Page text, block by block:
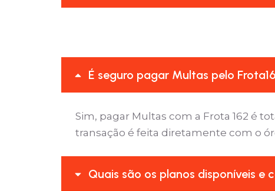
É seguro pagar Multas pelo
Sim, pagar Multas com a Frota 162 é
transação é feita diretamente com o
Quais são os planos disponíveis e